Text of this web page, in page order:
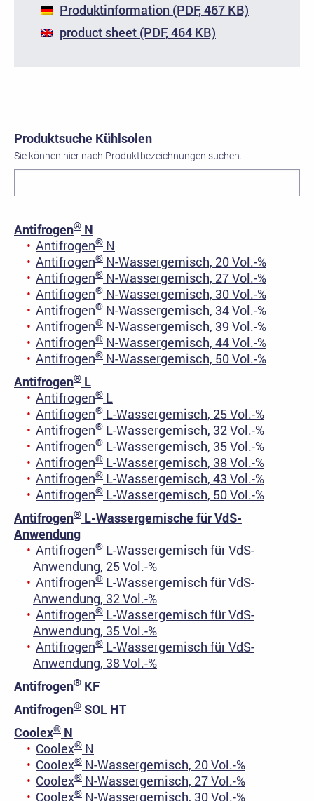
Produktinformation (PDF, 467 KB)
product sheet (PDF, 464 KB)
Produktsuche Kühlsolen
Sie können hier nach Produktbezeichnungen suchen.
Antifrogen® N
Antifrogen® N
Antifrogen® N-Wassergemisch, 20 Vol.-%
Antifrogen® N-Wassergemisch, 27 Vol.-%
Antifrogen® N-Wassergemisch, 30 Vol.-%
Antifrogen® N-Wassergemisch, 34 Vol.-%
Antifrogen® N-Wassergemisch, 39 Vol.-%
Antifrogen® N-Wassergemisch, 44 Vol.-%
Antifrogen® N-Wassergemisch, 50 Vol.-%
Antifrogen® L
Antifrogen® L
Antifrogen® L-Wassergemisch, 25 Vol.-%
Antifrogen® L-Wassergemisch, 32 Vol.-%
Antifrogen® L-Wassergemisch, 35 Vol.-%
Antifrogen® L-Wassergemisch, 38 Vol.-%
Antifrogen® L-Wassergemisch, 43 Vol.-%
Antifrogen® L-Wassergemisch, 50 Vol.-%
Antifrogen® L-Wassergemische für VdS-
Anwendung
Antifrogen® L-Wassergemisch für VdS-
Anwendung, 25 Vol.-%
Antifrogen® L-Wassergemisch für VdS-
Anwendung, 32 Vol.-%
Antifrogen® L-Wassergemisch für VdS-
Anwendung, 35 Vol.-%
Antifrogen® L-Wassergemisch für VdS-
Anwendung, 38 Vol.-%
Antifrogen® KF
Antifrogen® SOL HT
Coolex® N
Coolex® N
Coolex® N-Wassergemisch, 20 Vol.-%
Coolex® N-Wassergemisch, 27 Vol.-%
Coolex® N-Wassergemisch, 30 Vol.-%